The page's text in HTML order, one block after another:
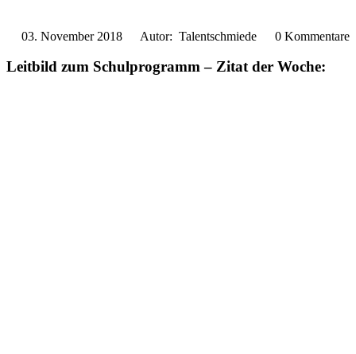
03. November 2018 Autor: Talentschmiede 0 Kommentare
Leitbild zum Schulprogramm – Zitat der Woche: